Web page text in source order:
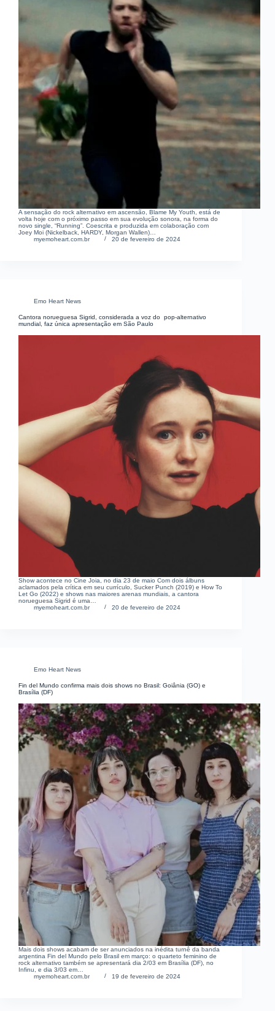
A sensação do rock alternativo em ascensão, Blame My Youth, está de
volta hoje com o próximo passo em sua evolução sonora, na forma do
novo single, “Running”. Coescrita e produzida em colaboração com
Joey Moi (Nickelback, HARDY, Morgan Wallen)…
myemoheart.com.br
20 de fevereiro de 2024
Emo Heart News
Cantora norueguesa Sigrid, considerada a voz do pop-alternativo
mundial, faz única apresentação em São Paulo
Show acontece no Cine Joia, no dia 23 de maio Com dois álbuns
aclamados pela crítica em seu currículo, Sucker Punch (2019) e How To
Let Go (2022) e shows nas maiores arenas mundiais, a cantora
norueguesa Sigrid é uma…
myemoheart.com.br
20 de fevereiro de 2024
Emo Heart News
Fin del Mundo confirma mais dois shows no Brasil: Goiânia (GO) e
Brasília (DF)
Mais dois shows acabam de ser anunciados na inédita turnê da banda
argentina Fin del Mundo pelo Brasil em março: o quarteto feminino de
rock alternativo também se apresentará dia 2/03 em Brasília (DF), no
Infinu, e dia 3/03 em…
myemoheart.com.br
19 de fevereiro de 2024